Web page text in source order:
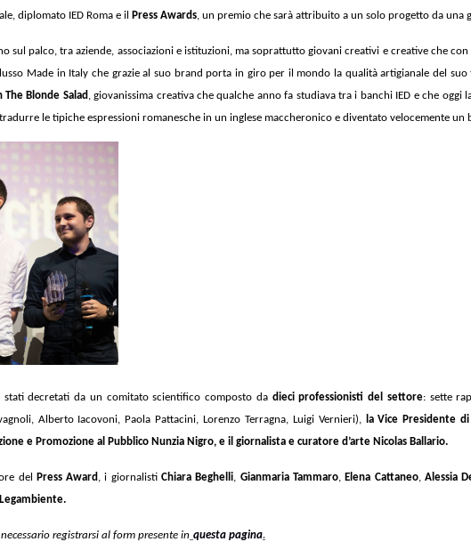
diplomato IED Roma e il
Press Awards, un premio che sarà attribuito a un solo progetto da una
sul palco, tra aziende, associazioni e istituzioni, ma soprattutto giovani creativi e creative che
Made in Italy che grazie al suo brand porta in giro per il mondo la qualità artigianale del
Blonde Salad , giovanissima creativa che qualche anno fa studiava tra i banchi IED e che
le tipiche espressioni romanesche in un inglese maccheronico e diventato velocemente un
decretati da un comitato scientifico composto da dieci professionisti del settore: sette
Alberto Iacovoni, Paola Pattacini, Lorenzo Terragna, Luigi Vernieri),
la Vice Presidente
e Promozione al Pubblico Nunzia Nigro, e il giornalista e curatore d’arte Nicolas Ballario.
del Press Award , i giornalistiChiara Beghelli, Gianmaria Tammaro, Elena Cattaneo, Alessia
registrarsi al form presente in questa pagina.